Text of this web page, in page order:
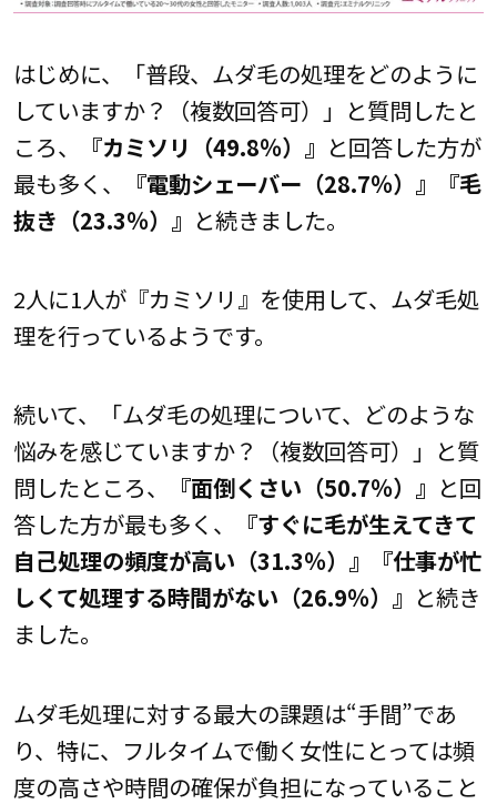
はじめに、「普段、ムダ毛の処理をどのように
していますか？（複数回答可）」と質問したと
ころ、
『カミソリ（49.8％）』 と回答した方が
最も多く、
『電動シェーバー（28.7％）』『毛
抜き（23.3％）』 と続きました。
2人に1人が『カミソリ』を使用して、ムダ毛処
理を行っているようです。
続いて、「ムダ毛の処理について、どのような
悩みを感じていますか？（複数回答可）」と質
問したところ、
『面倒くさい（50.7％）』 と回
答した方が最も多く、
『すぐに毛が生えてきて
自己処理の頻度が高い（31.3％）』『仕事が忙
しくて処理する時間がない（26.9％）』 と続き
ました。
ムダ毛処理に対する最大の課題は“手間”であ
り、特に、フルタイムで働く女性にとっては頻
度の高さや時間の確保が負担になっていること